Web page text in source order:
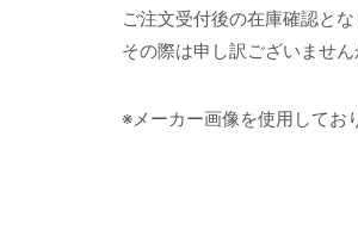
ご注文受付後の在庫確認と
その際は申し訳ございませ
※メーカー画像を使用してお